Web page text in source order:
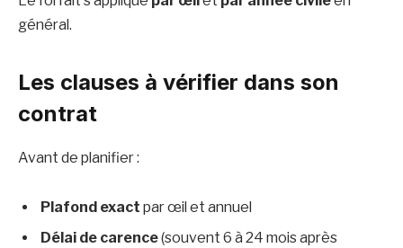
général.
Les clauses à vérifier dans son
contrat
Avant de planifier :
Plafond exact par œil et annuel
Délai de carence(souvent 6 à 24 mois après